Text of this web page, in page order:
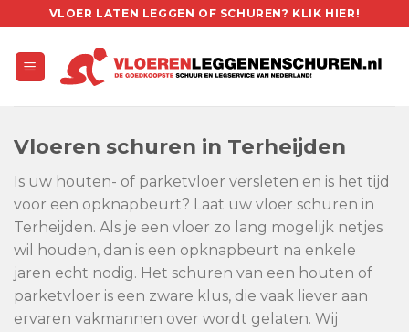
to
content
VLOER LATEN LEGGEN OF SCHUREN? KLIK HIER!
Vloeren schuren in Terheijden
Is uw houten- of parketvloer versleten en is het tijd
voor een opknapbeurt? Laat uw vloer schuren in
Terheijden. Als je een vloer zo lang mogelijk netjes
wil houden, dan is een opknapbeurt na enkele
jaren echt nodig. Het schuren van een houten of
parketvloer is een zware klus, die vaak liever aan
ervaren vakmannen over wordt gelaten. Wij